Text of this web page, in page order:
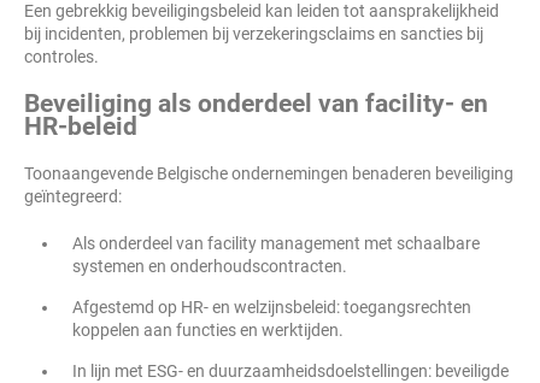
Een gebrekkig beveiligingsbeleid kan leiden tot aansprakelijkheid
bij incidenten, problemen bij verzekeringsclaims en sancties bij
controles.
Beveiliging als onderdeel van facility- en
HR-beleid
Toonaangevende Belgische ondernemingen benaderen beveiliging
geïntegreerd:
Als onderdeel van facility management met schaalbare
systemen en onderhoudscontracten.
Afgestemd op HR- en welzijnsbeleid: toegangsrechten
koppelen aan functies en werktijden.
In lijn met ESG- en duurzaamheidsdoelstellingen: beveiligde